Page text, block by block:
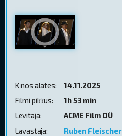
Kinos alates:
14.11.2025
Filmi pikkus:
1h 53 min
Levitaja:
ACME Film OÜ
Lavastaja:
Ruben Fleischer